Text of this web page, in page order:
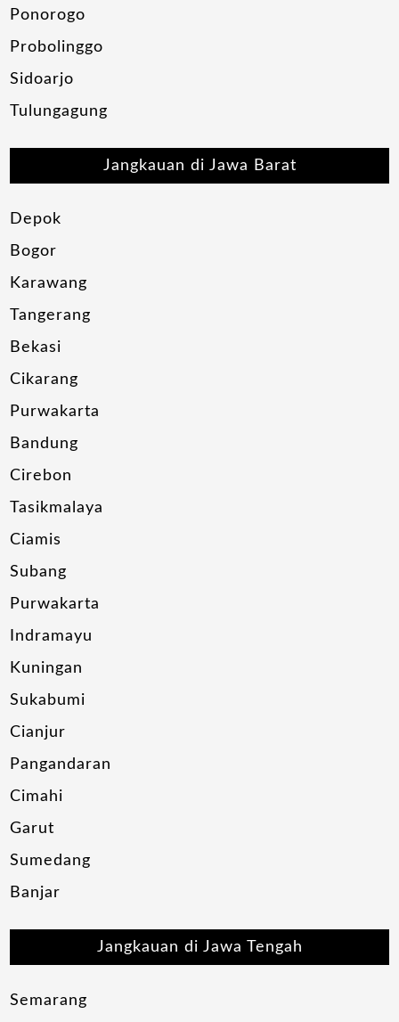
Ponorogo
Probolinggo
Sidoarjo
Tulungagung
Jangkauan di Jawa Barat
Depok
Bogor
Karawang
Tangerang
Bekasi
Cikarang
Purwakarta
Bandung
Cirebon
Tasikmalaya
Ciamis
Subang
Purwakarta
Indramayu
Kuningan
Sukabumi
Cianjur
Pangandaran
Cimahi
Garut
Sumedang
Banjar
Jangkauan di Jawa Tengah
Semarang